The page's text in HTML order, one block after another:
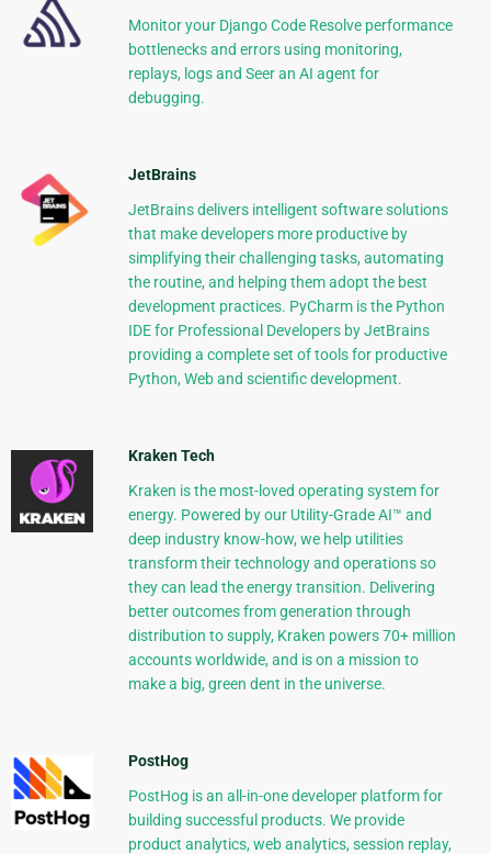
Monitor your Django Code Resolve performance
bottlenecks and errors using monitoring,
replays, logs and Seer an AI agent for
debugging.
JetBrains
JetBrains delivers intelligent software solutions
that make developers more productive by
simplifying their challenging tasks, automating
the routine, and helping them adopt the best
development practices. PyCharm is the Python
IDE for Professional Developers by JetBrains
providing a complete set of tools for productive
Python, Web and scientific development.
Kraken Tech
Kraken is the most-loved operating system for
energy. Powered by our Utility-Grade AI™ and
deep industry know-how, we help utilities
transform their technology and operations so
they can lead the energy transition. Delivering
better outcomes from generation through
distribution to supply, Kraken powers 70+ million
accounts worldwide, and is on a mission to
make a big, green dent in the universe.
PostHog
PostHog is an all-in-one developer platform for
building successful products. We provide
product analytics, web analytics, session replay,